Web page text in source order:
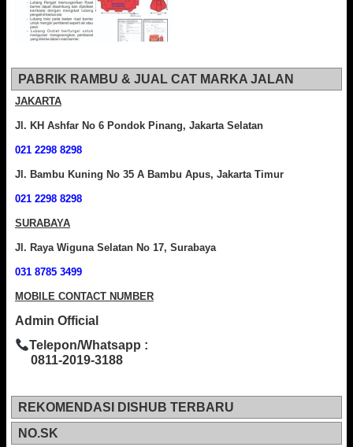
PABRIK RAMBU & JUAL CAT MARKA JALAN
JAKARTA
Jl. KH Ashfar No 6 Pondok Pinang, Jakarta Selatan
021 2298 8298
Jl. Bambu Kuning No 35 A Bambu Apus, Jakarta Timur
021 2298 8298
SURABAYA
Jl. Raya Wiguna Selatan No 17, Surabaya
031 8785 3499
MOBILE CONTACT NUMBER
Admin Official
Telepon/Whatsapp :
0811-2019-3188
REKOMENDASI DISHUB TERBARU
NO.SK